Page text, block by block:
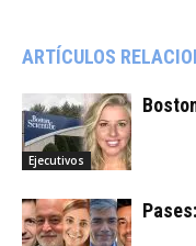
ARTÍCULOS
Ejecutivos